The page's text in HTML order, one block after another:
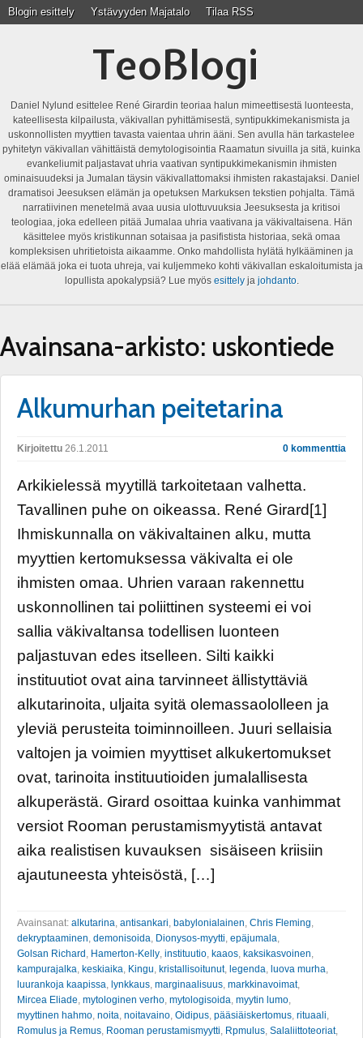
Blogin esittely Ystävyyden Majatalo Tilaa RSS
TeoBlogi
Daniel Nylund esittelee René Girardin teoriaa halun mimeettisestä luonteesta,
kateellisesta kilpailusta, väkivallan pyhittämisestä, syntipukkimekanismista ja
uskonnollisten myyttien tavasta vaientaa uhrin ääni. Sen avulla hän tarkastelee
pyhitetyn väkivallan vähittäistä demytologisointia Raamatun sivuilla ja sitä, kuinka
evankeliumit paljastavat uhria vaativan syntipukkimekanismin ihmisten
ominaisuudeksi ja Jumalan täysin väkivallattomaksi ihmisten rakastajaksi. Daniel
dramatisoi Jeesuksen elämän ja opetuksen Markuksen tekstien pohjalta. Tämä
narratiivinen menetelmä avaa uusia ulottuvuuksia Jeesuksesta ja kritisoi
teologiaa, joka edelleen pitää Jumalaa uhria vaativana ja väkivaltaisena. Hän
käsittelee myös kristikunnan sotaisaa ja pasifistista historiaa, sekä omaa
kompleksisen uhritietoista aikaamme. Onko mahdollista hylätä hylkääminen ja
elää elämää joka ei tuota uhreja, vai kuljemmeko kohti väkivallan eskaloitumista ja
lopullista apokalypsiä? Lue myös esittelyja johdanto.
Avainsana-arkisto: uskontiede
Alkumurhan peitetarina
Kirjoitettu 26.1.2011 0 kommenttia
Arkikielessä myytillä tarkoitetaan valhetta.
Tavallinen puhe on oikeassa. René Girard[1]
Ihmiskunnalla on väkivaltainen alku, mutta
myyttien kertomuksessa väkivalta ei ole
ihmisten omaa. Uhrien varaan rakennettu
uskonnollinen tai poliittinen systeemi ei voi
sallia väkivaltansa todellisen luonteen
paljastuvan edes itselleen. Silti kaikki
instituutiot ovat aina tarvinneet ällistyttäviä
alkutarinoita, uljaita syitä olemassaololleen ja
yleviä perusteita toiminnoilleen. Juuri sellaisia
valtojen ja voimien myyttiset alkukertomukset
ovat, tarinoita instituutioiden jumalallisesta
alkuperästä. Girard osoittaa kuinka vanhimmat
versiot Rooman perustamismyytistä antavat
aika realistisen kuvauksen sisäiseen kriisiin
ajautuneesta yhteisöstä, […]
Avainsanat: alkutarina antisankari babylonialainen Chris Fleming
dekryptaaminen demonisoida Dionysos-myytti epäjumala
Golsan Richard Hamerton-Kelly instituutio kaaos kaksikasvoinen
kampurajalka keskiaika Kingu kristallisoitunut, legenda luova murha
luurankoja kaapissa lynkkaus marginaalisuus markkinavoimat,
Mircea Eliade mytologinen verho mytologisoida myytin lumo
myyttinen hahmo noita noitavaino Oidipus pääsiäiskertomus rituaali
Romulus ja Remus Rooman perustamismyytti Rpmulus Salaliittoteoriat,